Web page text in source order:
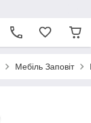
Мебіль Заповіт